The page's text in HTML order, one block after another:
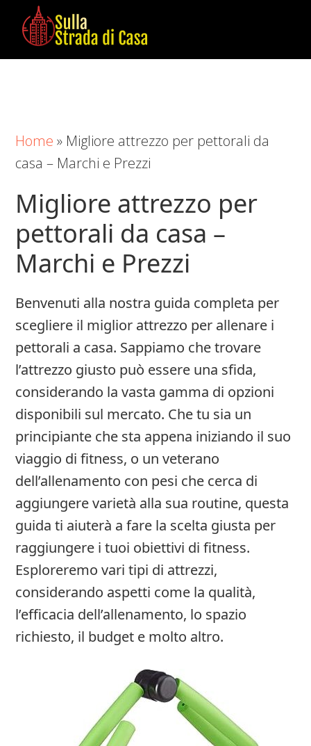
main
primary
footer
Sulla
in
Home » Migliore attrezzo per pettorali da
casa – Marchi e Prezzi
Migliore attrezzo per
pettorali da casa –
Marchi e Prezzi
Benvenuti alla nostra guida completa per
scegliere il miglior attrezzo per allenare i
pettorali a casa. Sappiamo che trovare
l’attrezzo giusto può essere una sfida,
considerando la vasta gamma di opzioni
disponibili sul mercato. Che tu sia un
principiante che sta appena iniziando il suo
viaggio di fitness, o un veterano
dell’allenamento con pesi che cerca di
aggiungere varietà alla sua routine, questa
guida ti aiuterà a fare la scelta giusta per
raggiungere i tuoi obiettivi di fitness.
Esploreremo vari tipi di attrezzi,
considerando aspetti come la qualità,
l’efficacia dell’allenamento, lo spazio
richiesto, il budget e molto altro.